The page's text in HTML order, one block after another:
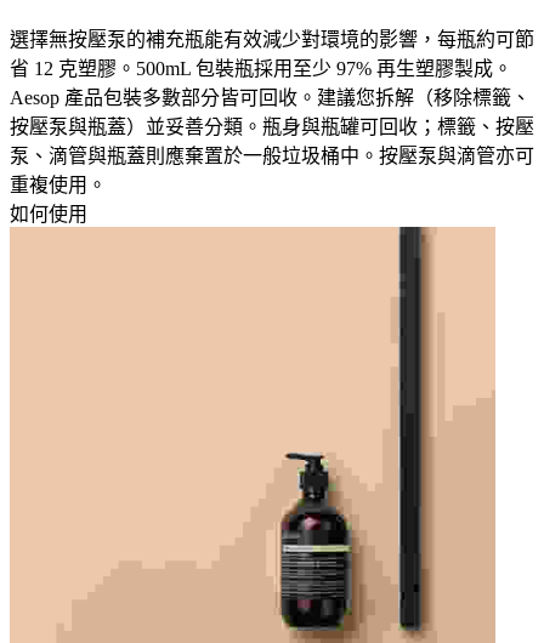
選擇無按壓泵的補充瓶能有效減少對環境的影響，每瓶約可節
省 12 克塑膠。500mL 包裝瓶採用至少 97% 再生塑膠製成。
Aesop 產品包裝多數部分皆可回收。建議您拆解（移除標籤、
按壓泵與瓶蓋）並妥善分類。瓶身與瓶罐可回收；標籤、按壓
泵、滴管與瓶蓋則應棄置於一般垃圾桶中。按壓泵與滴管亦可
重複使用。​
如何使用